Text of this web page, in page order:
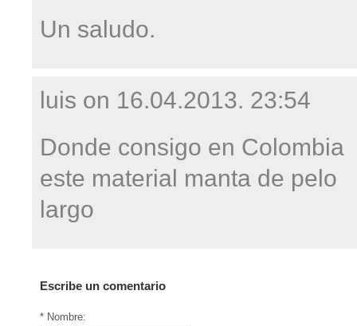
Un saludo.
luis on 16.04.2013. 23:54
Donde consigo en Colombia
este material manta de pelo
largo
Escribe un comentario
* Nombre: